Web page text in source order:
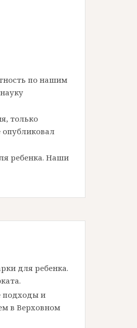
по нашим
только
ребенка. Наши
для ребенка.
подходы и
в Верховном